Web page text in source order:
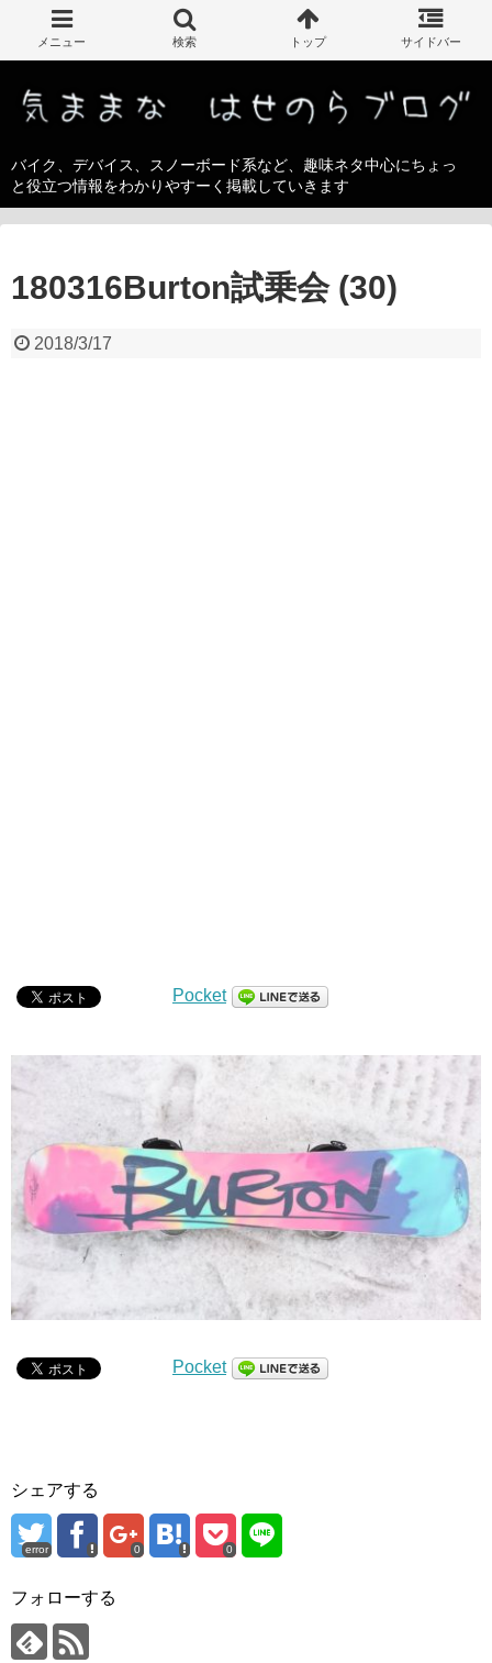
バイク、デバイス、スノーボード系など、趣味ネタ中心にちょっ
と役立つ情報をわかりやすーく掲載していきます
180316Burton試乗会 (30)
2018/3/17
Pocket
Pocket
シェアする
error 0 0
フォローする